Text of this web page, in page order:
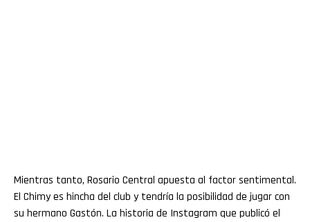
Mientras tanto, Rosario Central apuesta al factor sentimental.
El Chimy es hincha del club y tendría la posibilidad de jugar con
su hermano Gastón. La historia de Instagram que publicó el